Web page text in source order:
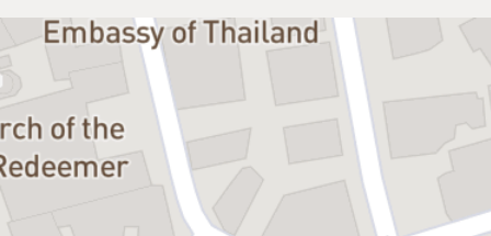
Vârsta recomandată pentru vizionarea acestui spectacol este
14+
Distribuție
Mary Stuart:Raluca Aprodu, Nicoleta Lefter, Ofelia Popii
Elizabeth I: Raluca Aprodu, Ofelia Popii
Mortimer:Florin Aioane, Tudor Cucu Dumitrescu, Ștefan Mihai
Marius Bodochi
Mihai Calotă